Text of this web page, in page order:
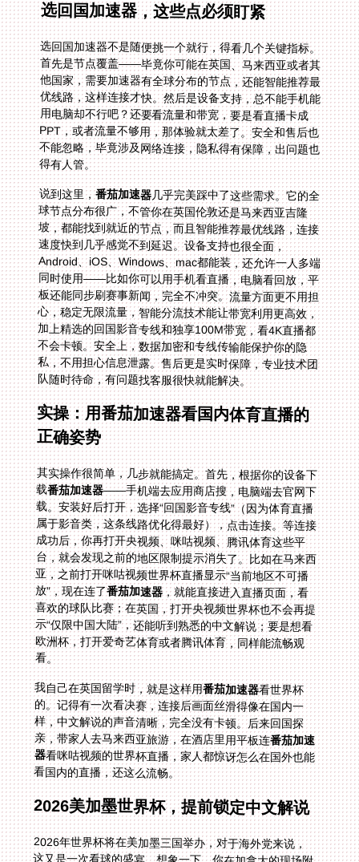
选回国加速器，这些点必须盯紧
选回国加速器不是随便挑一个就行，得看几个关键指标。
首先是节点覆盖——毕竟你可能在英国、马来西亚或者其
他国家，需要加速器有全球分布的节点，还能智能推荐最
优线路，这样连接才快。然后是设备支持，总不能手机能
用电脑却不行吧？还要看流量和带宽，要是看直播卡成
PPT，或者流量不够用，那体验就太差了。安全和售后也
不能忽略，毕竟涉及网络连接，隐私得有保障，出问题也
得有人管。
说到这里，番茄加速器几乎完美踩中了这些需求。它的全
球节点分布很广，不管你在英国伦敦还是马来西亚吉隆
坡，都能找到就近的节点，而且智能推荐最优线路，连接
速度快到几乎感觉不到延迟。设备支持也很全面，
Android、iOS、Windows、mac都能装，还允许一人多端
同时使用——比如你可以用手机看直播，电脑看回放，平
板还能同步刷赛事新闻，完全不冲突。流量方面更不用担
心，稳定无限流量，智能分流技术能让带宽利用更高效，
加上精选的回国影音专线和独享100M带宽，看4K直播都
不会卡顿。安全上，数据加密和专线传输能保护你的隐
私，不用担心信息泄露。售后更是实时保障，专业技术团
队随时待命，有问题找客服很快就能解决。
实操：用番茄加速器看国内体育直播的
正确姿势
其实操作很简单，几步就能搞定。首先，根据你的设备下
载番茄加速器——手机端去应用商店搜，电脑端去官网下
载。安装好后打开，选择“回国影音专线”（因为体育直播
属于影音类，这条线路优化得最好），点击连接。等连接
成功后，你再打开央视频、咪咕视频、腾讯体育这些平
台，就会发现之前的地区限制提示消失了。比如在马来西
亚，之前打开咪咕视频世界杯直播显示“当前地区不可播
放”，现在连了番茄加速器，就能直接进入直播页面，看
喜欢的球队比赛；在英国，打开央视频世界杯也不会再提
示“仅限中国大陆”，还能听到熟悉的中文解说；要是想看
欧洲杯，打开爱奇艺体育或者腾讯体育，同样能流畅观
看。
我自己在英国留学时，就是这样用番茄加速器看世界杯
的。记得有一次看决赛，连接后画面丝滑得像在国内一
样，中文解说的声音清晰，完全没有卡顿。后来回国探
亲，带家人去马来西亚旅游，在酒店里用平板连番茄加速
器看咪咕视频的世界杯直播，家人都惊讶怎么在国外也能
看国内的直播，还这么流畅。
2026美加墨世界杯，提前锁定中文解说
2026年世界杯将在美加墨三国举办，对于海外党来说，
这又是一次看球的盛宴。想象一下，你在加拿大的现场附